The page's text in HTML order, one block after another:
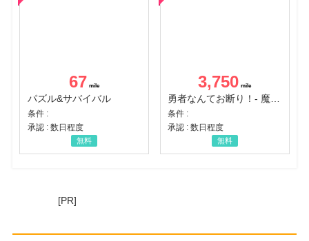
67
パズル&サバイバル
条件 :
承認 : 数日程度
無料
3,750
条件 :
承認 : 数日程度
無料
[PR]